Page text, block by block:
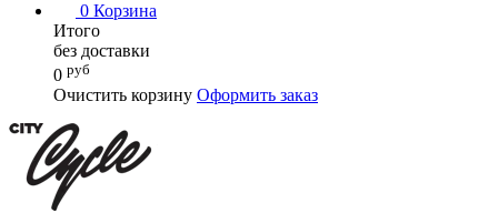
0 Корзина
Итого
без доставки
0 руб
Очистить корзину Оформить заказ